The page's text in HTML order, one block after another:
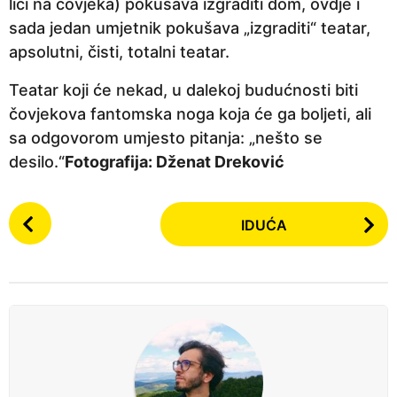
liči na čovjeka) pokušava izgraditi dom, ovdje i
sada jedan umjetnik pokušava „izgraditi“ teatar,
apsolutni, čisti, totalni teatar.
Teatar koji će nekad, u dalekoj budućnosti biti
čovjekova fantomska noga koja će ga boljeti, ali
sa odgovorom umjesto pitanja: „nešto se
desilo.“Fotografija: Dženat Dreković
P
o
IDUĆA